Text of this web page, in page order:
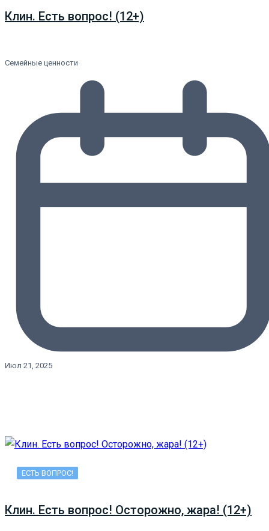
Клин. Есть вопрос! (12+)
Семейные ценности
Июл 21, 2025
ЕСТЬ ВОПРОС!
Клин. Есть вопрос! Осторожно, жара! (12+)